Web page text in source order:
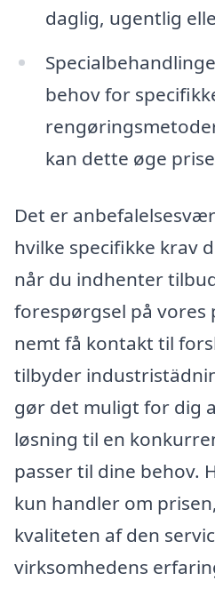
daglig, ugentlig
behov for
kan dette øge
Det er
hvilke specifikke krav
når du indhenter
forespørgsel på vores
nemt få kontakt til
tilbyder
gør det muligt for dig
løsning til en
passer til dine behov.
kun handler om
kvaliteten af den
virksomhedens